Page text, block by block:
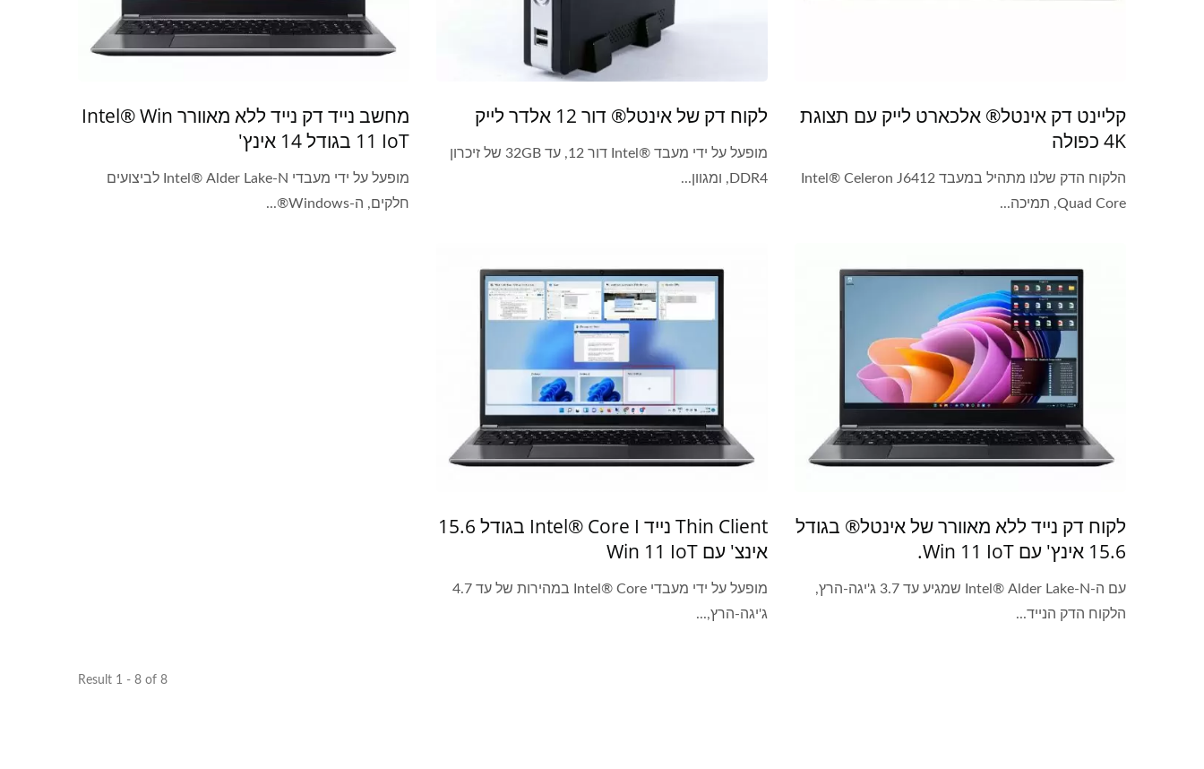
קליינט דק אינטל® אלכארט לייק עם תצוגת
4K כפולה
הלקוח הדק שלנו מתהיל במעבד Intel® Celeron J6412
Quad Core, תמיכה...
לקוח דק של אינטל® דור 12 אלדר לייק
מופעל על ידי מעבד Intel®‎ דור 12, עד 32GB של זיכרון
DDR4, ומגוון...
מחשב נייד דק נייד ללא מאוורר Intel® Win
11 IoT בגודל 14 אינץ'
מופעל על ידי מעבדי Intel® Alder Lake-N לביצועים
חלקים, ה-Windows®...
לקוח דק נייד ללא מאוורר של אינטל® בגודל
15.6 אינץ' עם Win 11 IoT.
עם ה-Intel® Alder Lake-N שמגיע עד 3.7 ג'יגה-הרץ,
הלקוח הדק הנייד...
Thin Client נייד Intel® Core I בגודל 15.6
אינצ' עם Win 11 IoT
מופעל על ידי מעבדי Intel® Core במהירות של עד 4.7
ג'יגה-הרץ,...
Result 1 - 8 of 8